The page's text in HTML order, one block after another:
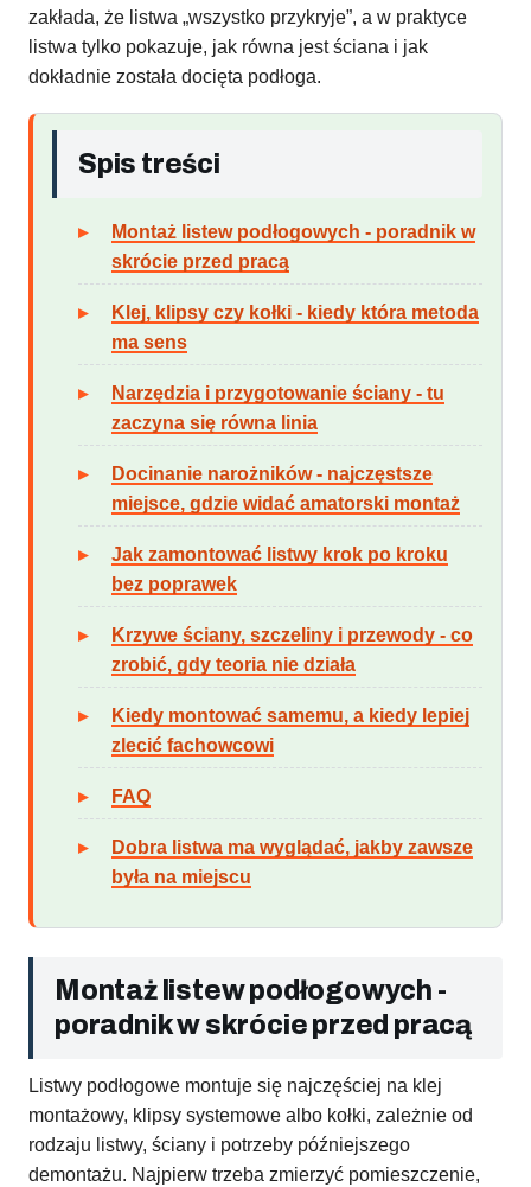
zakłada, że listwa „wszystko przykryje”, a w praktyce
listwa tylko pokazuje, jak równa jest ściana i jak
dokładnie została docięta podłoga.
Spis treści
Montaż listew podłogowych - poradnik w
skrócie przed pracą
Klej, klipsy czy kołki - kiedy która metoda
ma sens
Narzędzia i przygotowanie ściany - tu
zaczyna się równa linia
Docinanie narożników - najczęstsze
miejsce, gdzie widać amatorski montaż
Jak zamontować listwy krok po kroku
bez poprawek
Krzywe ściany, szczeliny i przewody - co
zrobić, gdy teoria nie działa
Kiedy montować samemu, a kiedy lepiej
zlecić fachowcowi
FAQ
Dobra listwa ma wyglądać, jakby zawsze
była na miejscu
Montaż listew podłogowych -
poradnik w skrócie przed pracą
Listwy podłogowe montuje się najczęściej na klej
montażowy, klipsy systemowe albo kołki, zależnie od
rodzaju listwy, ściany i potrzeby późniejszego
demontażu. Najpierw trzeba zmierzyć pomieszczenie,